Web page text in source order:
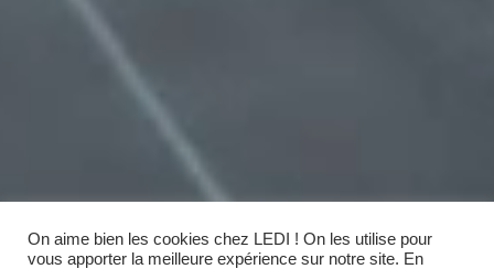
On aime bien les cookies chez LEDI ! On les utilise pour
vous apporter la meilleure expérience sur notre site. En